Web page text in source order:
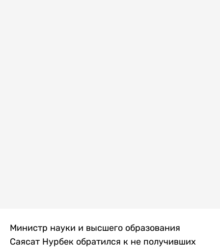
Министр науки и высшего образования
Саясат Нурбек обратился к не получивших